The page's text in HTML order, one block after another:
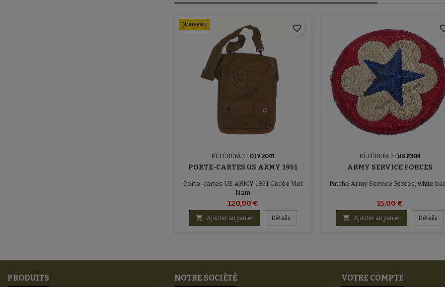
Nouveau
RÉFÉRENCE: DIV2041
PORTE-CARTES US ARMY 1951
Porte-cartes US ARMY 1951 Corée Viet
Nam
120,00 €
 Ajouter au panier Détails
favorite_border
RÉFÉRENCE: USP304
ARMY SERVICE FORCES
Patche Army Service Forces, white
15,00 €
 Ajouter au panier Détails
PRODUITS NOTRE SOCIÉTÉ VOTRE COMPTE